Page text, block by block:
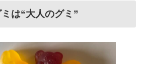
は“大人のグミ”